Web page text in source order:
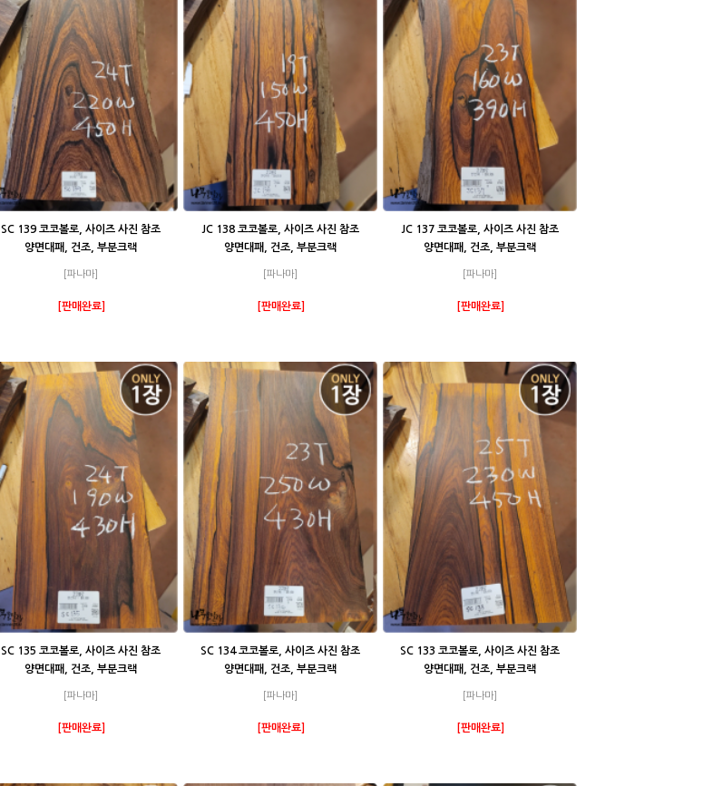
SC 139 코코볼로, 사이즈 사진 참조
양면대패, 건조, 부분크랙
[파나마]
[판매완료]
JC 138 코코볼로, 사이즈 사진 참조
양면대패, 건조, 부분크랙
[파나마]
[판매완료]
JC 137 코코볼로, 사이즈 사진 참조
양면대패, 건조, 부분크랙
[파나마]
[판매완료]
SC 135 코코볼로, 사이즈 사진 참조
양면대패, 건조, 부분크랙
[파나마]
[판매완료]
SC 134 코코볼로, 사이즈 사진 참조
양면대패, 건조, 부분크랙
[파나마]
[판매완료]
SC 133 코코볼로, 사이즈 사진 참조
양면대패, 건조, 부분크랙
[파나마]
[판매완료]